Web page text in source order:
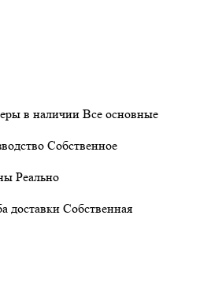
Все основные
Собственное
Реально
Собственная